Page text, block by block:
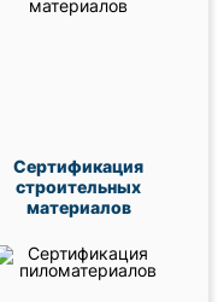
Сертификация
строительных
материалов